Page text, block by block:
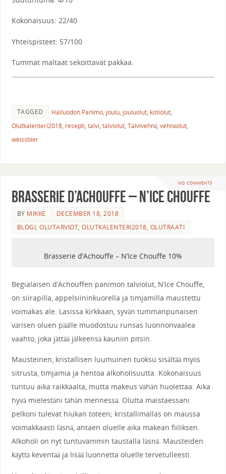
Kokonaisuus: 22/40
Yhteispisteet: 57/100
Tummat maltaat sekoittavat pakkaa.
TAGGED Hailuodon Panimo, joulu, jouluolut, kotiolut,
Olutkalenteri2018, resepti, talvi, talviolut, Talvivehnä, vehnäolut,
weissbier
NO COMMENTS
Brasserie d’Achouffe – N’Ice Chouffe
BY MIKKE
DECEMBER 18, 2018
BLOGI,OLUTARVIOT,OLUTKALENTERI2018, OLUTRAATI
Brasserie d’Achouffe – N’Ice Chouffe 10%
Begialaisen d’Achouffen panimon talviolut, N’Ice Chouffe,
on siirapilla, appelsiininkuorella ja timjamilla maustettu
voimakas ale. Lasissa kirkkaan, syvän tummanpunaisen
värisen oluen päälle muodostuu runsas luonnonvaalea
vaahto, joka jättää jälkeensä kauniin pitsin.
Mausteinen, kristallisen luumuinen tuoksu sisältää myös
sitrusta, timjamia ja hentoa alkoholisuutta. Kokonaisuus
tuntuu aika raikkaalta, mutta makeus vähän huolettaa. Aika
hyvä mielestäni tähän mennessä. Olutta maistaessani
pelkoni tulevat hiukan toteen; kristallimallas on maussa
voimakkaasti läsnä, antaen oluelle aika makean fiiliksen.
Alkoholi on nyt tuntuvammin taustalla läsnä. Mausteiden
käyttä keventää ja lisää luonnetta oluelle tervetulleesti.